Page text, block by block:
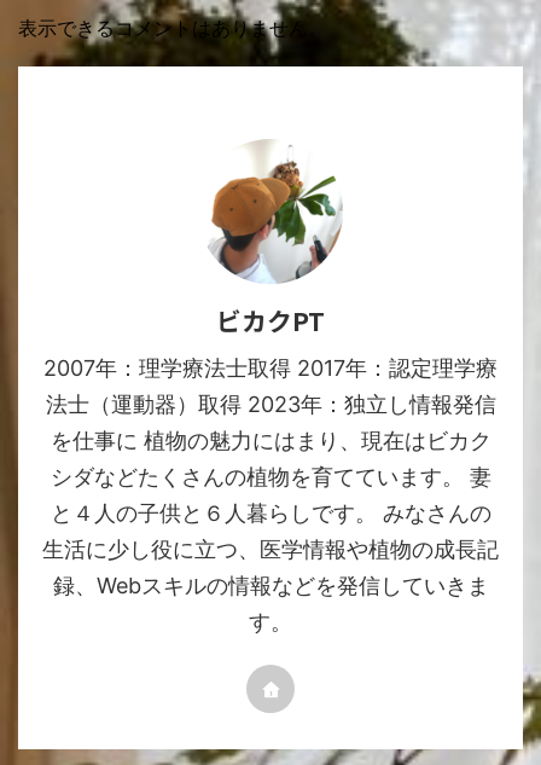
表示できるコメントはありません。
ビカクPT
2007年：理学療法士取得 2017年：認定理学療
法士（運動器）取得 2023年：独立し情報発信
を仕事に 植物の魅力にはまり、現在はビカク
シダなどたくさんの植物を育てています。 妻
と４人の子供と６人暮らしです。 みなさんの
生活に少し役に立つ、医学情報や植物の成長記
録、Webスキルの情報などを発信していきま
す。